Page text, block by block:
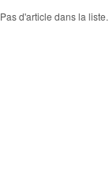
Pas d'article dans la liste.